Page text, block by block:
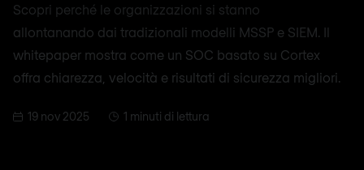
Scopri perché le organizzazioni si stanno
allontanando dai tradizionali modelli MSSP e SIEM. Il
whitepaper mostra come un SOC basato su Cortex
offra chiarezza, velocità e risultati di sicurezza migliori.
19 nov 2025 1 minuti di lettura